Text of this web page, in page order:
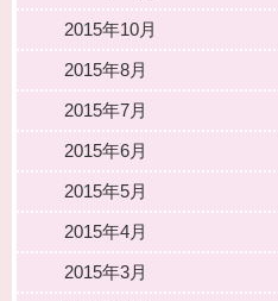
2015年10月
2015年8月
2015年7月
2015年6月
2015年5月
2015年4月
2015年3月